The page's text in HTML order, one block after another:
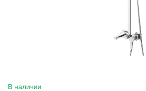
В наличии